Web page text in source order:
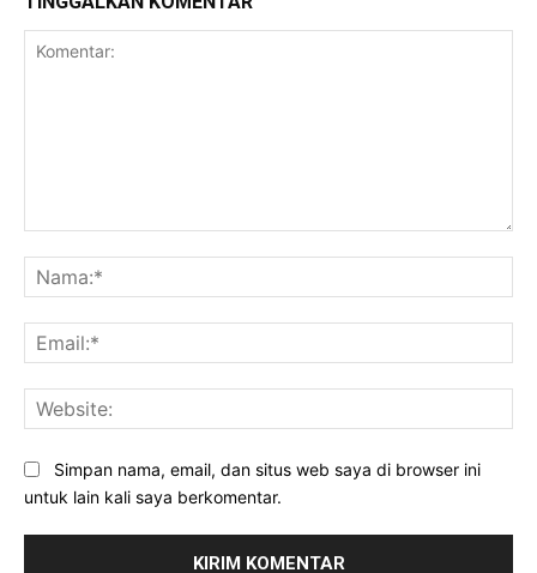
Simpan nama, email, dan situs web saya di browser ini
untuk lain kali saya berkomentar.